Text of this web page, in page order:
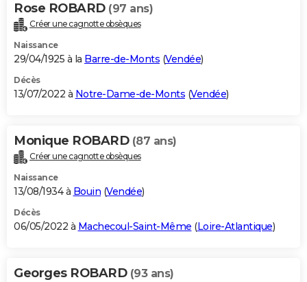
Rose ROBARD (97 ans)
Créer une cagnotte obsèques
Naissance
29/04/1925 à la Barre-de-Monts (Vendée)
Décès
13/07/2022 à Notre-Dame-de-Monts (Vendée)
Monique ROBARD (87 ans)
Créer une cagnotte obsèques
Naissance
13/08/1934 à Bouin (Vendée)
Décès
06/05/2022 à Machecoul-Saint-Même (Loire-Atlantique)
Georges ROBARD (93 ans)